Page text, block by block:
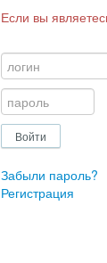
Если вы
Забыли пароль?
Регистрация